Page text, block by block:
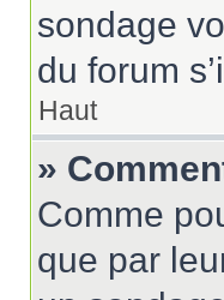
sondage
du forum
Haut
»
Comme
que par